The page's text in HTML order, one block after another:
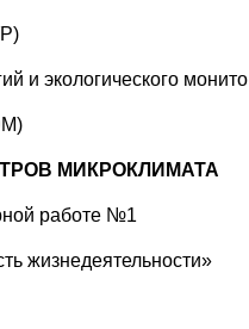
и экологического
МИКРОКЛИМАТА
работе №1
жизнедеятельности»